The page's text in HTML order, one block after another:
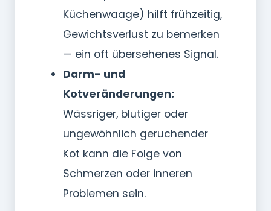
Küchenwaage) hilft frühzeitig,
Gewichtsverlust zu bemerken
— ein oft übersehenes Signal.
Darm- und
Kotveränderungen:
Wässriger, blutiger oder
ungewöhnlich geruchender
Kot kann die Folge von
Schmerzen oder inneren
Problemen sein.